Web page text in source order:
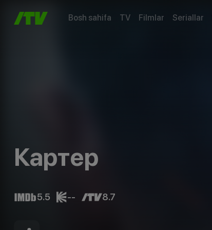
Bosh sahifa TV Filmlar Seriallar
Картер
5.5 -- 8.7